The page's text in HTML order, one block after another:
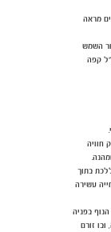
מראה
השמש
קפה
חוויה
בתוך
עשירה
בפניה
זורם